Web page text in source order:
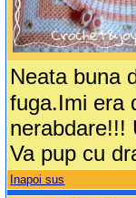
Neata buna
fuga.Imi era
nerabdare!!!
Va pup cu
Inapoi sus